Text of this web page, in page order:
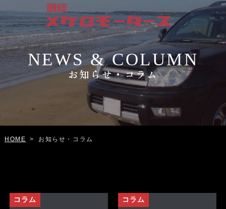
NEWS & COLUMN
お知らせ・コラム
HOME > お知らせ・コラム
コラム コラム